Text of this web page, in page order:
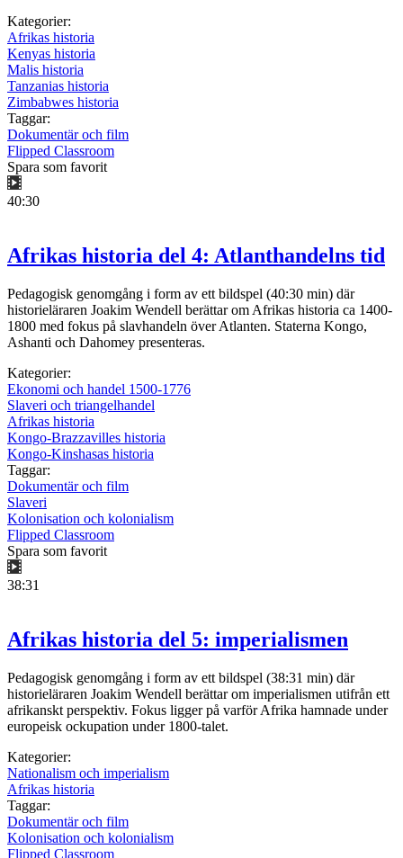
Kategorier:
Afrikas historia
Kenyas historia
Malis historia
Tanzanias historia
Zimbabwes historia
Taggar:
Dokumentär och film
Flipped Classroom
Spara som favorit
40:30
Afrikas historia del 4: Atlanthandelns tid
Pedagogisk genomgång i form av ett bildspel (40:30 min) där
historieläraren Joakim Wendell berättar om Afrikas historia ca 1400-
1800 med fokus på slavhandeln över Atlanten. Staterna Kongo,
Ashanti och Dahomey presenteras.
Kategorier:
Ekonomi och handel 1500-1776
Slaveri och triangelhandel
Afrikas historia
Kongo-Brazzavilles historia
Kongo-Kinshasas historia
Taggar:
Dokumentär och film
Slaveri
Kolonisation och kolonialism
Flipped Classroom
Spara som favorit
38:31
Afrikas historia del 5: imperialismen
Pedagogisk genomgång i form av ett bildspel (38:31 min) där
historieläraren Joakim Wendell berättar om imperialismen utifrån ett
afrikanskt perspektiv. Fokus ligger på varför Afrika hamnade under
europeisk ockupation under 1800-talet.
Kategorier:
Nationalism och imperialism
Afrikas historia
Taggar:
Dokumentär och film
Kolonisation och kolonialism
Flipped Classroom